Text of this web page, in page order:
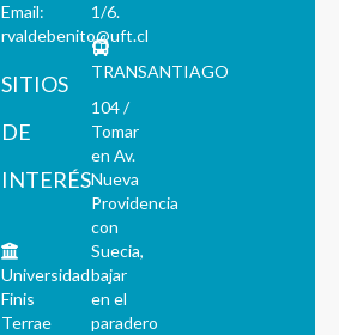
Email:
rvaldebenito@uft.cl
SITIOS
DE
INTERÉS
Universidad
Finis
Terrae
1/6.
TRANSANTIAGO
104 /
Tomar
en Av.
Nueva
Providencia
con
Suecia,
bajar
en el
paradero